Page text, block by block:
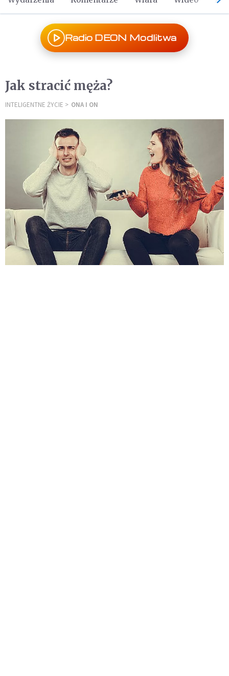
Radio DEON Modlitwa
Jak stracić męża?
INTELIGENTNE ŻYCIE ONA I ON